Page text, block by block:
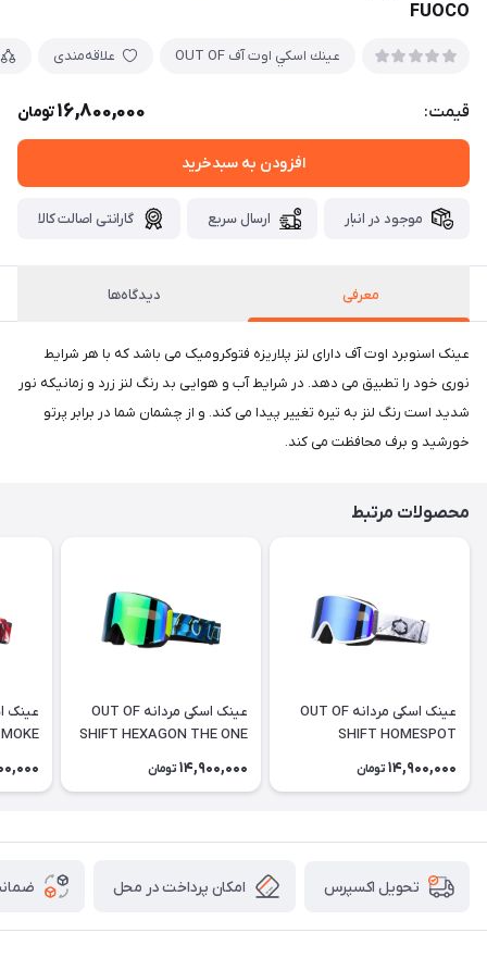
FUOCO
عينك اسكي اوت آف OUT OF علاقه‌مندی
قیمت: 16,800,000تومان
افزودن به سبدخرید
موجود در انبار ارسال سریع گارانتی اصالت کالا
معرفی دیدگاه‌ها
عینک اسنوبرد اوت آف دارای لنز پلاریزه فتوکرومیک می باشد که با هر شرایط
نوری خود را تطبیق می دهد. در شرایط آب و هوایی بد رنگ لنز زرد و زمانیکه نور
شدید است رنگ لنز به تیره تغییر پیدا می کند. و از چشمان شما در برابر پرتو
خورشید و برف محافظت می کند.
محصولات مرتبط
عینک اسکی مردانه OUT OF
SHIFT HOMESPOT
14,900,000 تومان
عینک اسکی مردانه OUT OF
SHIFT HEXAGON THE ONE
14,900,000 تومان
تحویل اکسپرس امکان پرداخت در محل